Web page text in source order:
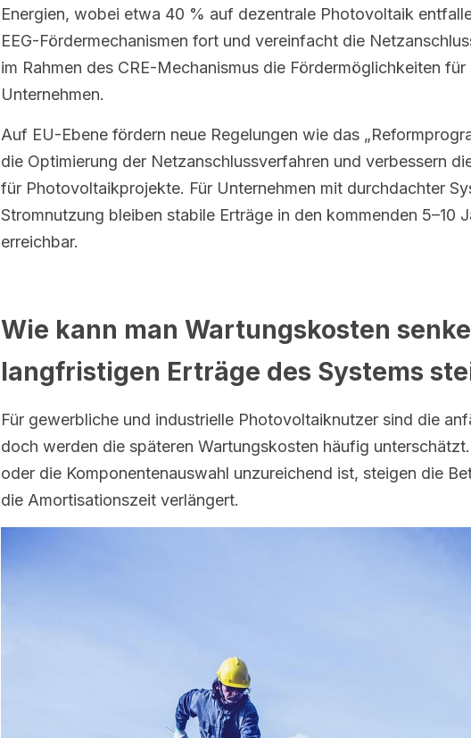
Energien, wobei etwa 40 % auf dezentrale Photovoltaik
EEG-Fördermechanismen fort und vereinfacht die
im Rahmen des CRE-Mechanismus die Fördermöglichkeiten
Unternehmen.
Auf EU-Ebene fördern neue Regelungen wie das
die Optimierung der Netzanschlussverfahren und verbessern
für Photovoltaikprojekte. Für Unternehmen mit durchdachter
Stromnutzung bleiben stabile Erträge in den kommenden 5–10
erreichbar.
Wie kann man Wartungskosten
langfristigen Erträge des Systems
Für gewerbliche und industrielle Photovoltaiknutzer sind die
doch werden die späteren Wartungskosten häufig
oder die Komponentenauswahl unzureichend ist, steigen die
die Amortisationszeit verlängert.